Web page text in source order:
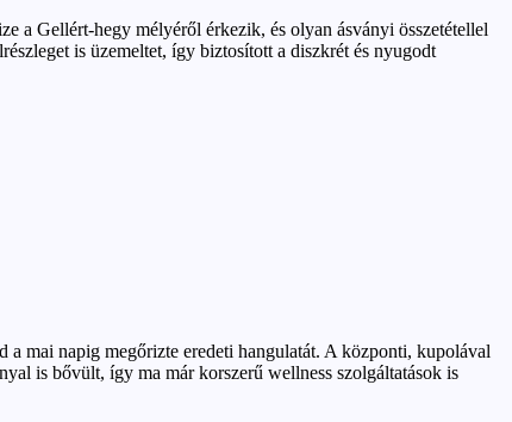
a Gellért-hegy mélyéről érkezik, és olyan ásványi összetétellel
is üzemeltet, így biztosított a diszkrét és nyugodt
mai napig megőrizte eredeti hangulatát. A központi, kupolával
is bővült, így ma már korszerű wellness szolgáltatások is